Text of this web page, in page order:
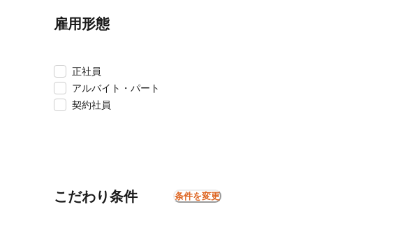
雇用形態
正社員
アルバイト・パート
契約社員
こだわり条件 条件を変更